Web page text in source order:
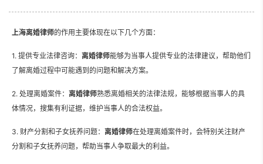
上海离婚律师的作用主要体现在以下几个方面：
1. 提供专业法律咨询： 离婚律师能够为当事人提供专业的法律建议，帮助他们
了解离婚过程中可能遇到的问题和解决方案。
2. 处理离婚案件： 离婚律师熟悉离婚相关的法律法规，能够根据当事人的具
体情况，搜集有利证据，维护当事人的合法权益。
3. 财产分割和子女抚养问题： 离婚律师在处理离婚案件时，会特别关注财产
分割和子女抚养问题，帮助当事人争取最大的利益。